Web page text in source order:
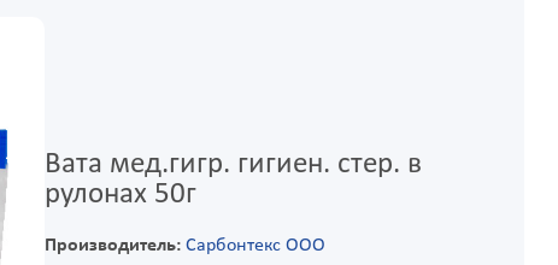
Вата мед.гигр. гигиен. стер. в
рулонах 50г
Производитель: Сарбонтекс ООО